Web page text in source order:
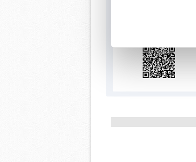
Her halükârda,
Sizlere daha iyi bir
çerezler vasıtasıyla
Çerezlere ilişkin